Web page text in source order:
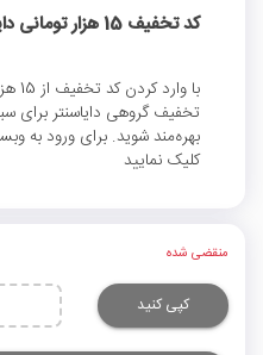
کد تخفیف 15 هزار تومانی دایاسنتر
با
بهره‌مند ‌شوید. برای ورود به
کلیک نمایید
منقضی شده
کپی کنید